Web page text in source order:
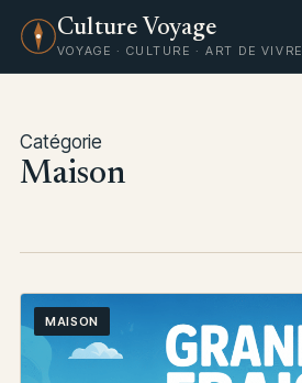
Culture Voyage
VOYAGE · CULTURE · ART DE VIVRE
Catégorie
Maison
MAISON